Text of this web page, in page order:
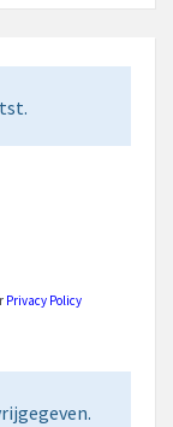
Privacy Policy